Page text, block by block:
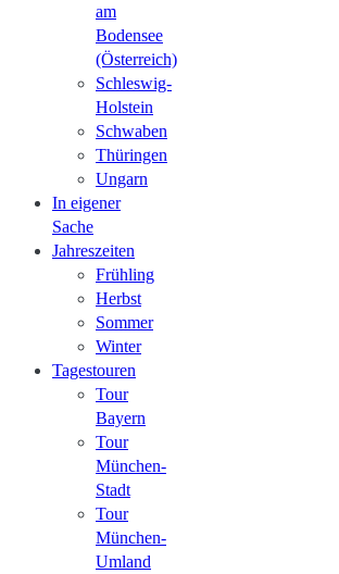
am
Bodensee
(Österreich)
Schleswig-
Holstein
Schwaben
Thüringen
Ungarn
In eigener
Sache
Jahreszeiten
Frühling
Herbst
Sommer
Winter
Tagestouren
Tour
Bayern
Tour
München-
Stadt
Tour
München-
Umland